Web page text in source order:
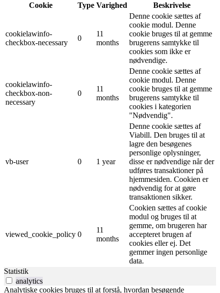
Cookie
Type Varighed Beskrivelse
cookielawinfo-
checkbox-necessary
0
11
months
Denne cookie sættes af
cookie modul. Denne
cookie bruges til at gemme
brugerens samtykke til
cookies som ikke er
nødvendige.
cookielawinfo-
checkbox-non-
necessary
0
11
months
Denne cookie sættes af
cookie modul. Denne
cookie bruges til at gemme
brugerens samtykke til
cookies i kategorien
"Nødvendig".
vb-user 0 1 year
Denne cookie sættes af
Viabill. Den bruges til at
lagre den besøgenes
personlige oplysninger,
disse er nødvendige når der
udføres transaktioner på
hjemmesiden. Cookien er
nødvendig for at gøre
transaktionen sikker.
viewed_cookie_policy 0
11
months
Cookien sættes af cookie
modul og bruges til at
gemme, om brugeren har
accepteret brugen af ​​
cookies eller ej. Det
gemmer ingen personlige
data.
Statistik
analytics
Analytiske cookies bruges til at forstå, hvordan besøgende